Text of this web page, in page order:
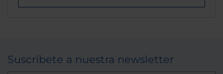
Suscríbete a nuestra newsletter